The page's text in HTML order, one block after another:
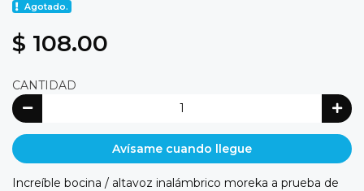
Agotado.
$ 108.00
CANTIDAD
Avísame cuando llegue
Increíble bocina / altavoz inalámbrico moreka a prueba de